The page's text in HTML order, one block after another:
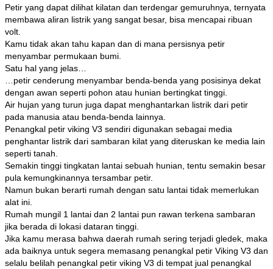
Petir yang dapat dilihat kilatan dan terdengar gemuruhnya, ternyata
membawa aliran listrik yang sangat besar, bisa mencapai ribuan
volt.
Kamu tidak akan tahu kapan dan di mana persisnya petir
menyambar permukaan bumi.
Satu hal yang jelas…
…petir cenderung menyambar benda-benda yang posisinya dekat
dengan awan seperti pohon atau hunian bertingkat tinggi.
Air hujan yang turun juga dapat menghantarkan listrik dari petir
pada manusia atau benda-benda lainnya.
Penangkal petir viking V3 sendiri digunakan sebagai media
penghantar listrik dari sambaran kilat yang diteruskan ke media lain
seperti tanah.
Semakin tinggi tingkatan lantai sebuah hunian, tentu semakin besar
pula kemungkinannya tersambar petir.
Namun bukan berarti rumah dengan satu lantai tidak memerlukan
alat ini.
Rumah mungil 1 lantai dan 2 lantai pun rawan terkena sambaran
jika berada di lokasi dataran tinggi.
Jika kamu merasa bahwa daerah rumah sering terjadi gledek, maka
ada baiknya untuk segera memasang penangkal petir Viking V3 dan
selalu belilah penangkal petir viking V3 di tempat jual penangkal